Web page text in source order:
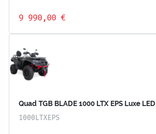
9 990,00 €
Quad TGB BLADE 1000 LTX EPS Luxe LED
1000LTXEPS